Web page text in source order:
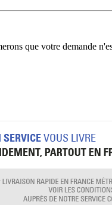
que votre demande